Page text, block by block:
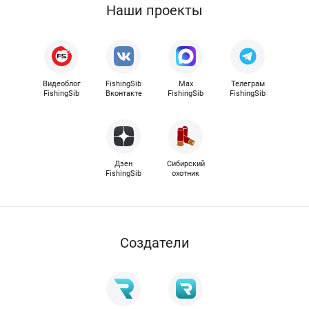
Наши проекты
Видеоблог
FishingSib
FishingSib
Вконтакте
Max
FishingSib
Телеграм
FishingSib
Дзен
FishingSib
Сибирский
охотник
Cоздатели